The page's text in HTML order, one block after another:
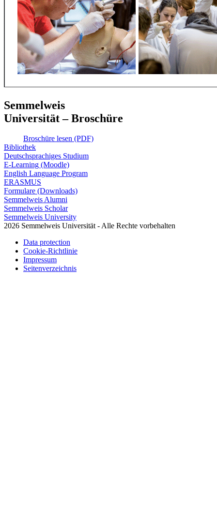
Semmelweis
Universität – Broschüre
Broschüre lesen (PDF)
Bibliothek
Deutschsprachiges Studium
E-Learning (Moodle)
English Language Program
ERASMUS
Formulare (Downloads)
Semmelweis Alumni
Semmelweis Scholar
Semmelweis University
2026 Semmelweis Universität - Alle Rechte vorbehalten
Data protection
Cookie-Richtlinie
Impressum
Seitenverzeichnis